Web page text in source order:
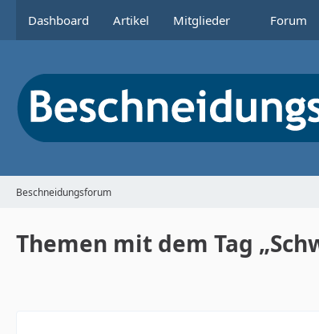
Dashboard Artikel Mitglieder Forum
Beschneidungsforum
Themen mit dem Tag